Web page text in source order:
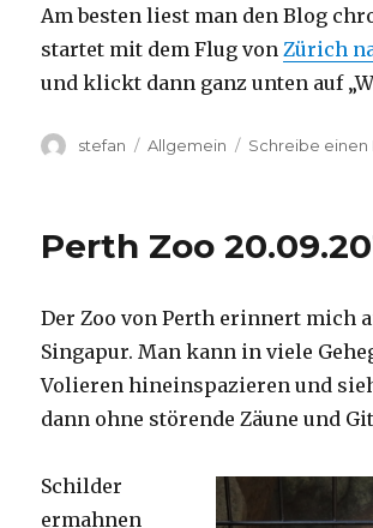
Am besten liest man den Blog
startet mit dem Flug vonZürich
und klickt dann ganz unten auf
Autor
stefan Kategorien
Allgemein Schreibe
Perth Zoo
Der Zoo von Perth erinnert mich
Singapur. Man kann in viele
Volieren hineinspazieren und
dann ohne störende Zäune und
Schilder
ermahnen